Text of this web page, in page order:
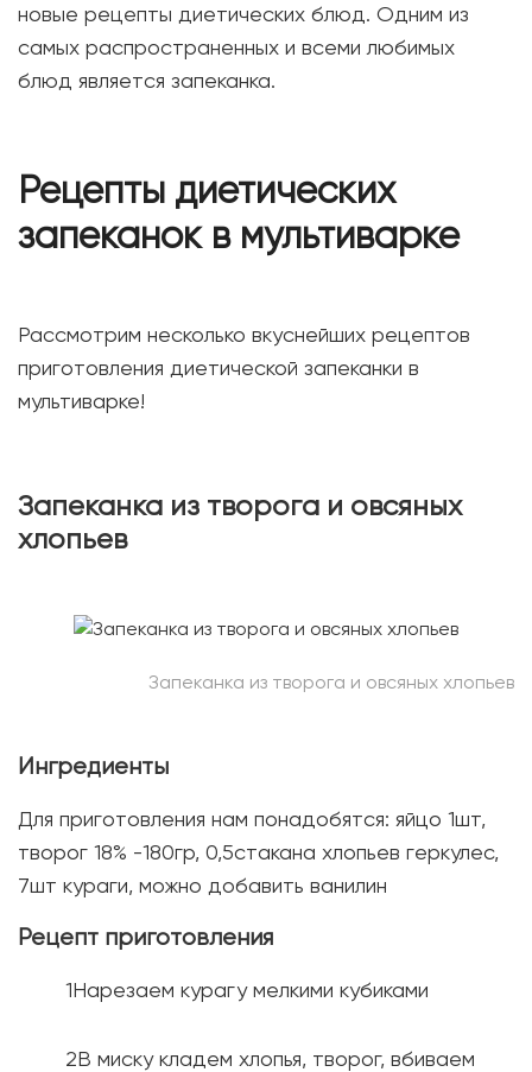
новые рецепты диетических блюд. Одним из
самых распространенных и всеми любимых
блюд является запеканка.
Рецепты диетических
запеканок в мультиварке
Рассмотрим несколько вкуснейших рецептов
приготовления диетической запеканки в
мультиварке!
Запеканка из творога и овсяных
хлопьев
Запеканка из творога и овсяных хлопьев
Ингредиенты
Для приготовления нам понадобятся: яйцо 1шт,
творог 18% -180гр, 0,5стакана хлопьев геркулес,
7шт кураги, можно добавить ванилин
Рецепт приготовления
Нарезаем курагу мелкими кубиками
В миску кладем хлопья, творог, вбиваем